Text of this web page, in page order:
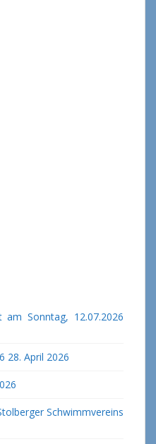
am Sonntag, 12.07.2026
28. April 2026
Schwimmvereins